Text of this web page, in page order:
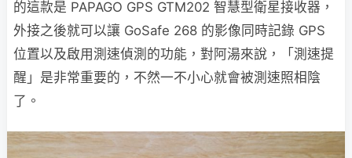
的這款是 PAPAGO GPS GTM202 智慧型衛星接收器，
外接之後就可以讓 GoSafe 268 的影像同時記錄 GPS
位置以及啟用測速偵測的功能，對阿湯來說，「測速提
醒」是非常重要的，不然一不小心就會被測速照相陰
了。